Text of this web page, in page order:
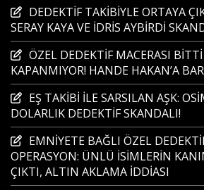
DEDEKTİF TAKİBİYLE ORTAYA
SERAY KAYA VE İDRİS AYBİRDİ
ÖZEL DEDEKTİF MACERASI
KAPANMIYOR! HANDE HAKAN’A
EŞ TAKİBİ İLE SARSILAN AŞK:
DOLARLIK DEDEKTİF SKANDALI!
EMNİYETE BAĞLI ÖZEL
OPERASYON: ÜNLÜ İSİMLERİN
ÇIKTI, ALTIN AKLAMA İDDİASI